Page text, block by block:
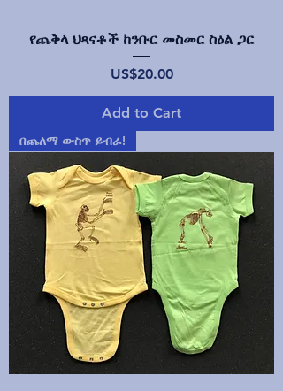
የጨቅላ ህጻናቶች ከንቡር መስመር ስዕል ጋር
Price
US$20.00
Add to Cart
በጨለማ ውስጥ ይብራ!